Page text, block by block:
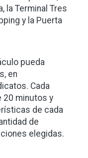
la Terminal Tres
y la Puerta
pueda
en
Cada
20 minutos y
de cada
de
elegidas.